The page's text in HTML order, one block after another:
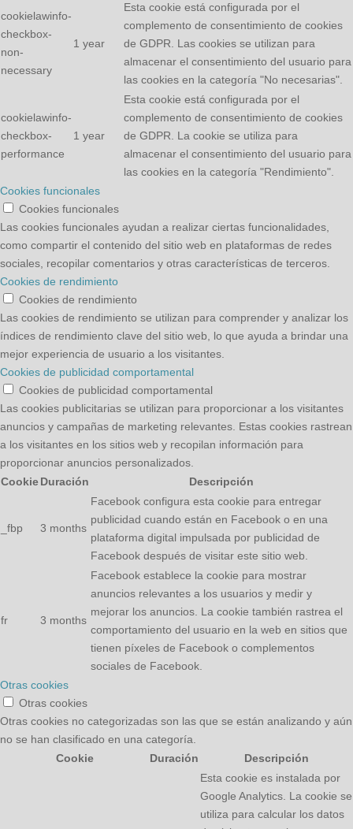
cookielawinfo-
checkbox-
non-
necessary
1 year
Esta cookie está configurada por el
complemento de consentimiento de cookies
de GDPR. Las cookies se utilizan para
almacenar el consentimiento del usuario para
las cookies en la categoría "No necesarias".
cookielawinfo-
checkbox-
performance
1 year
Esta cookie está configurada por el
complemento de consentimiento de cookies
de GDPR. La cookie se utiliza para
almacenar el consentimiento del usuario para
las cookies en la categoría "Rendimiento".
Cookies funcionales
Cookies funcionales
Las cookies funcionales ayudan a realizar ciertas funcionalidades,
como compartir el contenido del sitio web en plataformas de redes
sociales, recopilar comentarios y otras características de terceros.
Cookies de rendimiento
Cookies de rendimiento
Las cookies de rendimiento se utilizan para comprender y analizar los
índices de rendimiento clave del sitio web, lo que ayuda a brindar una
mejor experiencia de usuario a los visitantes.
Cookies de publicidad comportamental
Cookies de publicidad comportamental
Las cookies publicitarias se utilizan para proporcionar a los visitantes
anuncios y campañas de marketing relevantes. Estas cookies rastrean
a los visitantes en los sitios web y recopilan información para
proporcionar anuncios personalizados.
CookieDuración Descripción
_fbp 3 months
Facebook configura esta cookie para entregar
publicidad cuando están en Facebook o en una
plataforma digital impulsada por publicidad de
Facebook después de visitar este sitio web.
fr 3 months
Facebook establece la cookie para mostrar
anuncios relevantes a los usuarios y medir y
mejorar los anuncios. La cookie también rastrea el
comportamiento del usuario en la web en sitios que
tienen píxeles de Facebook o complementos
sociales de Facebook.
Otras cookies
Otras cookies
Otras cookies no categorizadas son las que se están analizando y aún
no se han clasificado en una categoría.
Cookie
Duración Descripción
Esta cookie es instalada por
Google Analytics. La cookie se
utiliza para calcular los datos